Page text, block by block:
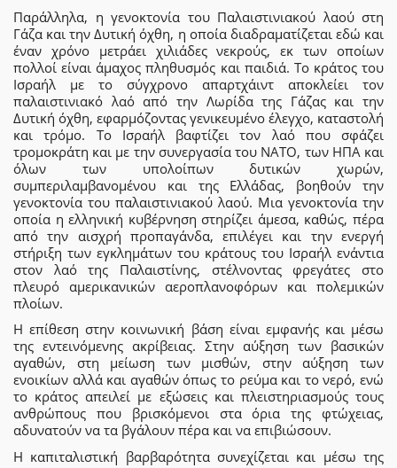
Παράλληλα, η γενοκτονία του Παλαιστινιακού λαού στη
Γάζα και την Δυτική όχθη, η οποία διαδραματίζεται εδώ και
έναν χρόνο μετράει χιλιάδες νεκρούς, εκ των οποίων
πολλοί είναι άμαχος πληθυσμός και παιδιά. Το κράτος του
Ισραήλ με το σύγχρονο απαρτχάιντ αποκλείει τον
παλαιστινιακό λαό από την Λωρίδα της Γάζας και την
Δυτική όχθη, εφαρμόζοντας γενικευμένο έλεγχο, καταστολή
και τρόμο. Το Ισραήλ βαφτίζει τον λαό που σφάζει
τρομοκράτη και με την συνεργασία του ΝΑΤΟ, των ΗΠΑ και
όλων των υπολοίπων δυτικών χωρών,
συμπεριλαμβανομένου και της Ελλάδας, βοηθούν την
γενοκτονία του παλαιστινιακού λαού. Μια γενοκτονία την
οποία η ελληνική κυβέρνηση στηρίζει άμεσα, καθώς, πέρα
από την αισχρή προπαγάνδα, επιλέγει και την ενεργή
στήριξη των εγκλημάτων του κράτους του Ισραήλ ενάντια
στον λαό της Παλαιστίνης, στέλνοντας φρεγάτες στο
πλευρό αμερικανικών αεροπλανοφόρων και πολεμικών
πλοίων.
Η επίθεση στην κοινωνική βάση είναι εμφανής και μέσω
της εντεινόμενης ακρίβειας. Στην αύξηση των βασικών
αγαθών, στη μείωση των μισθών, στην αύξηση των
ενοικίων αλλά και αγαθών όπως το ρεύμα και το νερό, ενώ
το κράτος απειλεί με εξώσεις και πλειστηριασμούς τους
ανθρώπους που βρισκόμενοι στα όρια της φτώχειας,
αδυνατούν να τα βγάλουν πέρα και να επιβιώσουν.
Η καπιταλιστική βαρβαρότητα συνεχίζεται και μέσω της